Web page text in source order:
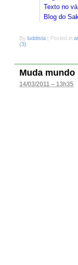
Texto no
Blog do
By luddista Posted in
(3)
Muda mundo
14/03/2011 – 13h35